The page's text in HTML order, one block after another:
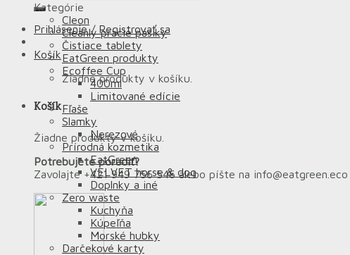
Prihlásenie / Registrovať sa
Košík
Žiadne produkty v košíku.
Košík
Žiadne produkty v košíku.
Potrebujete poradiť?
Zavolajte +421 949 756 546 alebo píšte na info@eatgreen.eco
Kategórie
Cleon
Cleanly pracie pásiky
Čistiace tablety
EatGreen produkty
Ecoffee Cup
400ml
Limitované edície
Fľaše
Slamky
Nerezové
Prírodná kozmetika
EatGreen
VELVET horse & dog
Doplnky a iné
Zero waste
Kuchyňa
Kúpeľňa
Morské hubky
Darčekové karty